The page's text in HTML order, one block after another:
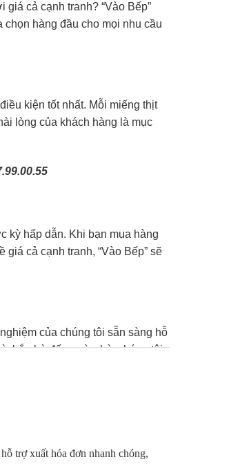
cả cạnh tranh? “Vào Bếp”
hàng đầu cho mọi nhu cầu
kiện tốt nhất. Mỗi miếng thịt
lòng của khách hàng là mục
kỳ hấp dẫn. Khi bạn mua hàng
cả cạnh tranh, “Vào Bếp” sẽ
của chúng tôi sẵn sàng hỗ
bắp bò đến sườn bò, chúng tôi
Dưới đây là một số gợi ý món ăn
trợ xuất hóa đơn nhanh chóng,